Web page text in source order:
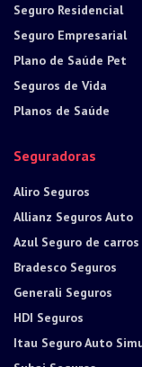
Seguro Residencial
Seguro Empresarial
Plano de Saúde Pet
Seguros de Vida
Planos de Saúde
Seguradoras
Aliro Seguros
Allianz Seguros Auto
Azul Seguro de
Bradesco Seguros
Generali Seguros
HDI Seguros
Itau Seguro Auto